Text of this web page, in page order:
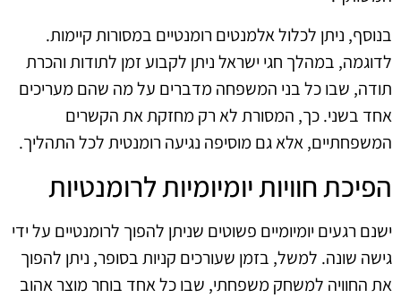
בנוסף, ניתן לכלול אלמנטים רומנטיים במסורות קיימות.
לדוגמה, במהלך חגי ישראל ניתן לקבוע זמן לתודות והכרת
תודה, שבו כל בני המשפחה מדברים על מה שהם מעריכים
אחד בשני. כך, המסורת לא רק מחזקת את הקשרים
המשפחתיים, אלא גם מוסיפה נגיעה רומנטית לכל התהליך.
הפיכת חוויות יומיומיות לרומנטיות
ישנם רגעים יומיומיים פשוטים שניתן להפוך לרומנטיים על ידי
גישה שונה. למשל, בזמן שעורכים קניות בסופר, ניתן להפוך
את החוויה למשחק משפחתי, שבו כל אחד בוחר מוצר אהוב